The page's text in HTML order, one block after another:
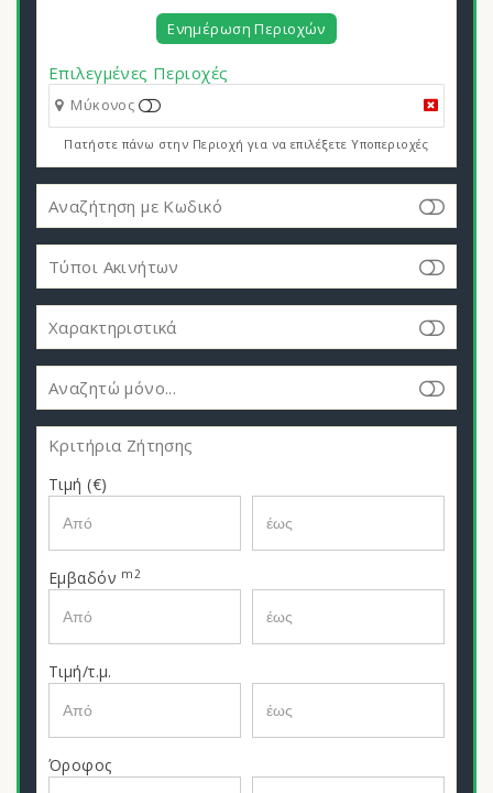
Ενημέρωση Περιοχών
Επιλεγμένες Περιοχές
Μύκονος
Πατήστε πάνω στην Περιοχή για να επιλέξετε Υποπεριοχές
Αναζήτηση με Κωδικό
Τύποι Ακινήτων
Χαρακτηριστικά
Αναζητώ μόνο...
Κριτήρια Ζήτησης
Τιμή (€)
Εμβαδόν m2
Τιμή/τ.μ.
Όροφος